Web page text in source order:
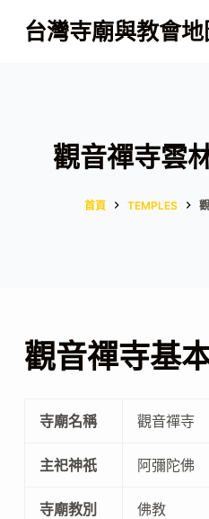
跳
至
台灣寺廟與教會地
觀音禪寺雲
首頁 TEMPLES
觀音禪寺基
寺廟名稱 觀音禪寺
主祀神祇 阿彌陀佛
寺廟教別 佛教